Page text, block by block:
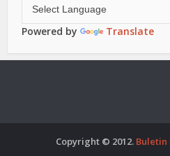
Powered by Translate
Copyright © 2012. Buletin